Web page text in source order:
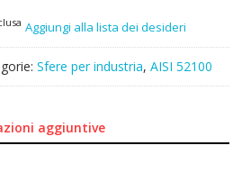
Aggiungi alla lista dei desideri
Sfere per industria, AISI 52100
aggiuntive